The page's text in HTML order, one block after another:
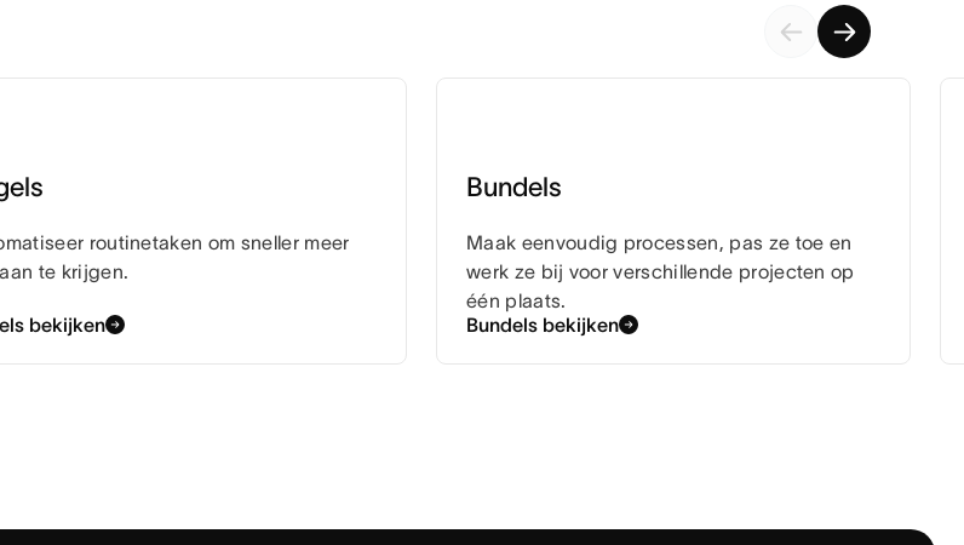
routinetaken om sneller meer
te krijgen.
bekijken
Bundels
Maak eenvoudig processen, pas ze toe en
werk ze bij voor verschillende projecten op
één plaats.
Bundels bekijken